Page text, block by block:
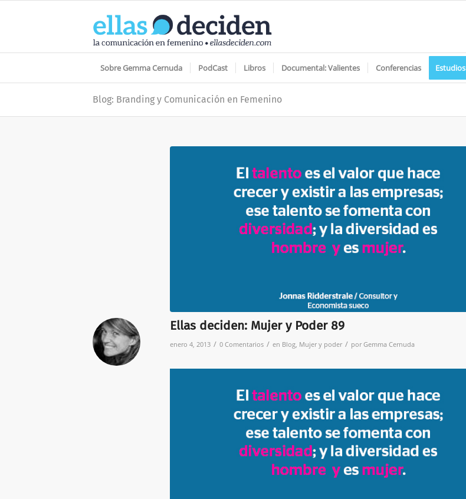
Sobre Gemma Cernuda PodCast Libros Documental: Valientes Conferencias Estudios
Blog: Branding y Comunicación en Femenino
Ellas deciden: Mujer y Poder 89
enero 4, 2013 / 0 Comentarios / en Blog Mujer y poder / porGemma Cernuda